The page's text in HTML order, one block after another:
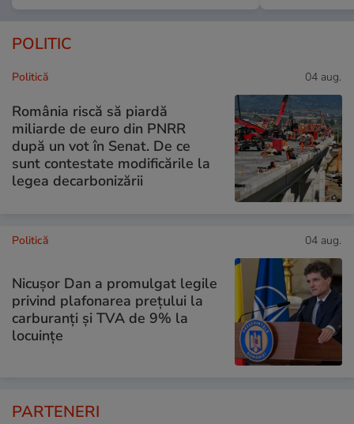
POLITIC
Politică 04 aug.
România riscă să piardă
miliarde de euro din PNRR
după un vot în Senat. De ce
sunt contestate modificările la
legea decarbonizării
Politică 04 aug.
Nicușor Dan a promulgat legile
privind plafonarea prețului la
carburanți și TVA de 9% la
locuințe
PARTENERI